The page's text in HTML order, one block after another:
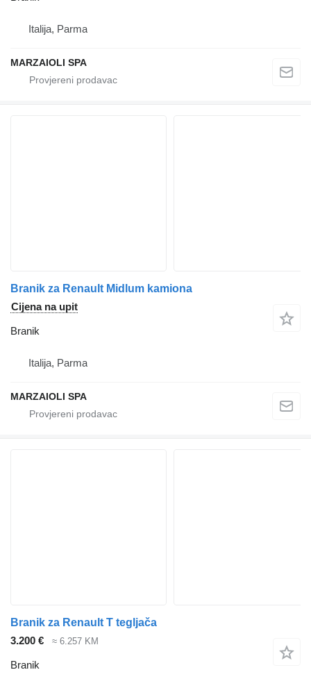
Italija, Parma
MARZAIOLI SPA
Branik za Renault Midlum kamiona
Cijena na upit
Branik
Italija, Parma
MARZAIOLI SPA
Branik za Renault T tegljača
3.200 €
≈ 6.257 KM
Branik